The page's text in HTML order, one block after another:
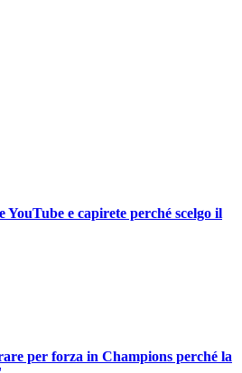
e capirete perché scelgo il
per forza in Champions perché la